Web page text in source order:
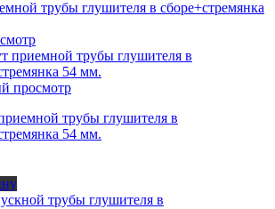
просмотр
трубы глушителя в
54 мм.